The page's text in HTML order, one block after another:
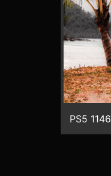
PS5 1146